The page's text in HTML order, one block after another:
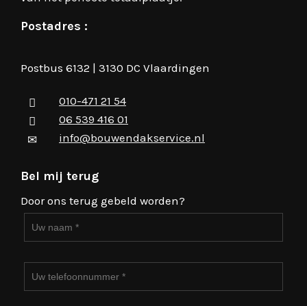
Postadres :
Postbus 6132 | 3130 DC Vlaardingen
010-471 21 54
06 539 416 01
info@bouwendakservice.nl
Bel mij terug
Door ons terug gebeld worden?